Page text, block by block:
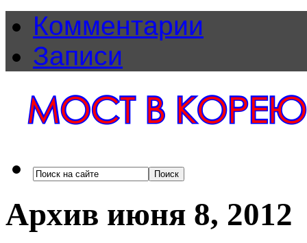
Комментарии
Записи
Архив июня 8, 2012